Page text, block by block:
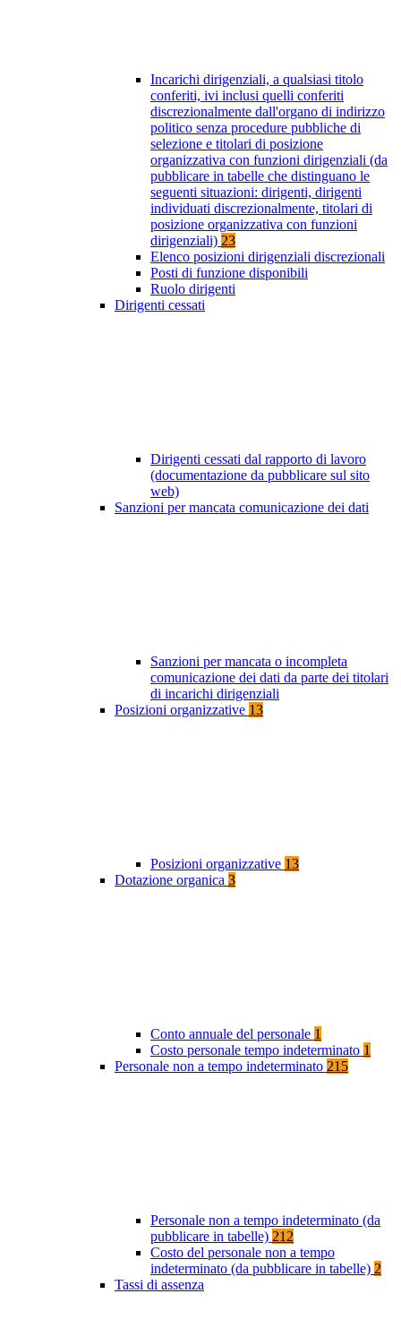
Incarichi dirigenziali, a qualsiasi titolo
conferiti, ivi inclusi quelli conferiti
discrezionalmente dall'organo di indirizzo
politico senza procedure pubbliche di
selezione e titolari di posizione
organizzativa con funzioni dirigenziali (da
pubblicare in tabelle che distinguano le
seguenti situazioni: dirigenti, dirigenti
individuati discrezionalmente, titolari di
posizione organizzativa con funzioni
dirigenziali) 23
Elenco posizioni dirigenziali discrezionali
Posti di funzione disponibili
Ruolo dirigenti
Dirigenti cessati
Dirigenti cessati dal rapporto di lavoro
(documentazione da pubblicare sul sito
web)
Sanzioni per mancata comunicazione dei dati
Sanzioni per mancata o incompleta
comunicazione dei dati da parte dei titolari
di incarichi dirigenziali
Posizioni organizzative 13
Posizioni organizzative 13
Dotazione organica 3
Conto annuale del personale 1
Costo personale tempo indeterminato 1
Personale non a tempo indeterminato 215
Personale non a tempo indeterminato (da
pubblicare in tabelle) 212
Costo del personale non a tempo
indeterminato (da pubblicare in tabelle) 2
Tassi di assenza